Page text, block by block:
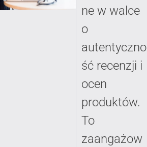
ne w walce
o
autentyczno
ść recenzji i
ocen
produktów.
To
zaangażow